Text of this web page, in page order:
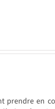
prendre en